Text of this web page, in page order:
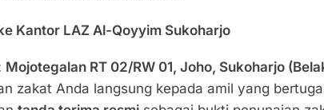
Kantor LAZ Al-Qoyyim Sukoharjo
Mojotegalan RT 02/RW 01, Joho, Sukoharjo
zakat Anda langsung kepada amil yang